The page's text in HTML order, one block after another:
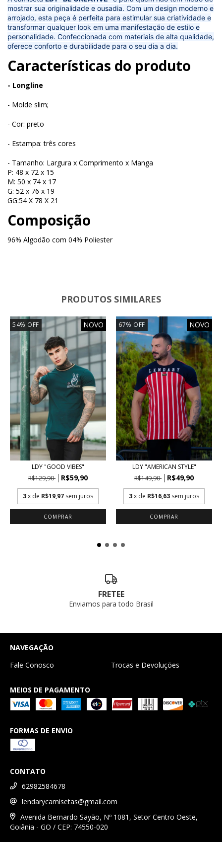
mostrar sua originalidade e ousadia. Com um design moderno e
arrojado, esta peça é perfeita para estimular sua criatividade e
transformar qualquer look em uma manifestação de estilo e
personalidade. Confeccionada com materiais de alta qualidade,
oferece conforto e durabilidade para o seu dia a dia.
Características do produto
- Longline
- Molde slim;
- Cor: preto
- Estampa: três cores
- Tamanho: Largura x Comprimento x Manga
P: 48 x 72 x 15
M: 50 x 74 x 17
G: 52 x 76 x 19
GG:54 X 78 X 21
Composição
96% Algodão com 04% Poliester
PRODUTOS SIMILARES
54% OFF NOVO
LDY "GOOD VIBES"
R$129,90
R$59,90
3x de R$19,97 sem juros
COMPRAR
67% OFF NOVO
LDY "AMERICAN STYLE"
R$149,90
R$49,90
3x de R$16,63 sem juros
COMPRAR
FRETEE
Enviamos para todo Brasil
NAVEGAÇÃO
Fale Conosco
Trocas e Devoluções
MEIOS DE PAGAMENTO
FORMAS DE ENVIO
CONTATO
62982584678
lendarycamisetas@gmail.com
Avenida Bernardo Sayão, Nº 1081, Setor Centro Oeste,
Goiânia - GO / CEP: 74550-020